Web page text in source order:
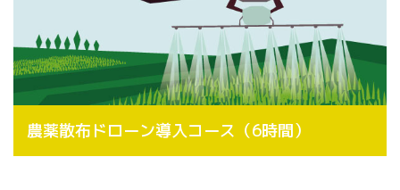
農薬散布ドローン導入コース（6時間）